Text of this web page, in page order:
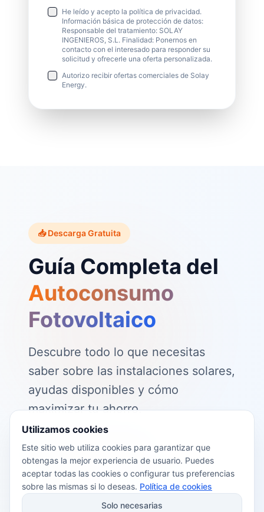
He leído y acepto la política de privacidad.
Información básica de protección de datos:
Responsable del tratamiento: SOLAY
INGENIEROS, S.L. Finalidad: Ponernos en
contacto con el interesado para responder su
solicitud y ofrecerle una oferta personalizada.
Autorizo recibir ofertas comerciales de Solay
Energy.
📥 Descarga Gratuita
Guía Completa del
Autoconsumo
Fotovoltaico
Descubre todo lo que necesitas
saber sobre las instalaciones solares,
ayudas disponibles y cómo
maximizar tu ahorro.
📖 Contenido de la guía:
Cómo funciona el autoconsumo
fotovoltaico
Ayudas y subvenciones disponibles en
Utilizamos cookies
Este sitio web utiliza cookies para garantizar que
obtengas la mejor experiencia de usuario. Puedes
aceptar todas las cookies o configurar tus preferencias
sobre las mismas si lo deseas. Política de cookies
Solo necesarias